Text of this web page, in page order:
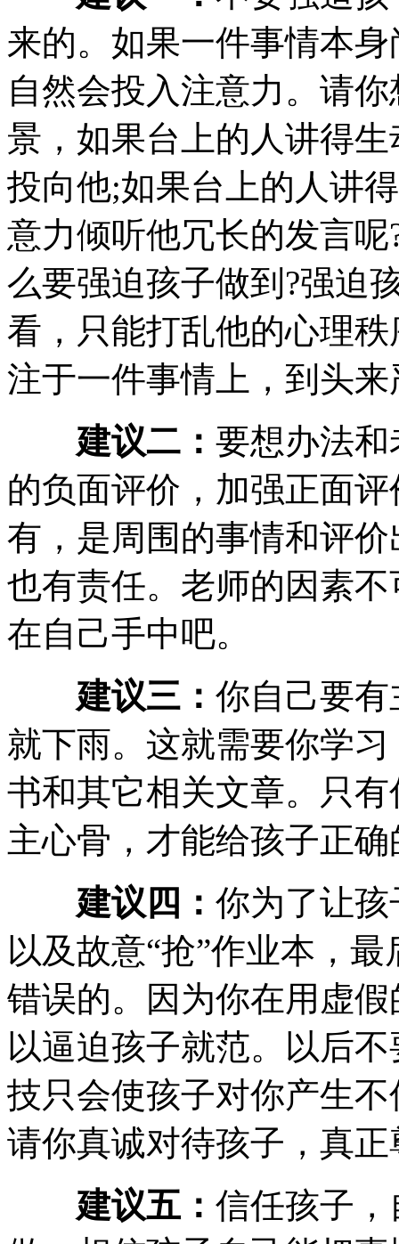
来的。如果一件事情本
自然会投入注意力。请
景，如果台上的人讲得
投向他;如果台上的人讲
意力倾听他冗长的发言
么要强迫孩子做到?强迫
看，只能打乱他的心理
注于一件事情上，到头
建议二： 要想办法
的负面评价，加强正面
有，是周围的事情和评
也有责任。老师的因素
在自己手中吧。
建议三： 你自己要
就下雨。这就需要你学
书和其它相关文章。只
主心骨，才能给孩子正
建议四： 你为了让
以及故意“抢”作业本，
错误的。因为你在用虚
以逼迫孩子就范。以后
技只会使孩子对你产生
请你真诚对待孩子，真
建议五： 信任孩子